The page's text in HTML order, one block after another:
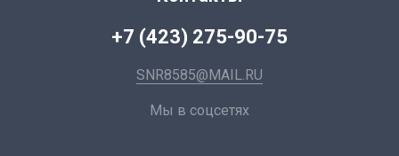
+7 (423) 275-90-75
SNR8585@MAIL.RU
Мы в соцсетях